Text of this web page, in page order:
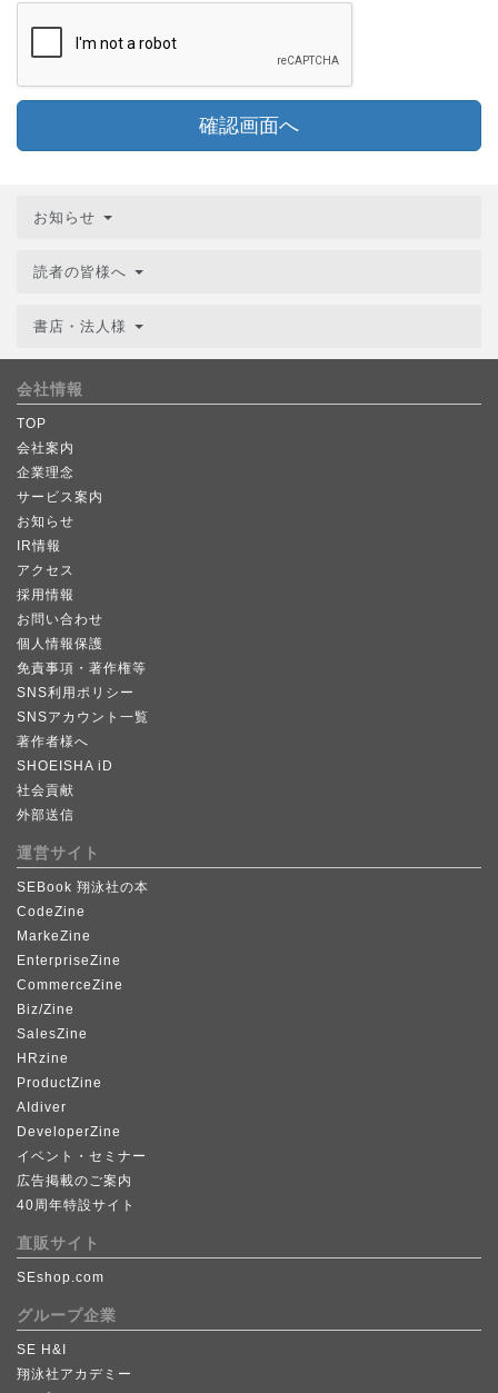
確認画面へ
お知らせ
読者の皆様へ
書店・法人様
会社情報
TOP
会社案内
企業理念
サービス案内
お知らせ
IR情報
アクセス
採用情報
お問い合わせ
個人情報保護
免責事項・著作権等
SNS利用ポリシー
SNSアカウント一覧
著作者様へ
SHOEISHA iD
社会貢献
外部送信
運営サイト
SEBook 翔泳社の本
CodeZine
MarkeZine
EnterpriseZine
CommerceZine
Biz/Zine
SalesZine
HRzine
ProductZine
AIdiver
DeveloperZine
イベント・セミナー
広告掲載のご案内
40周年特設サイト
直販サイト
SEshop.com
グループ企業
SE H&I
翔泳社アカデミー